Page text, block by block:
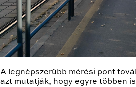
A legnépszerűbb mérési pont
azt mutatják, hogy egyre többen